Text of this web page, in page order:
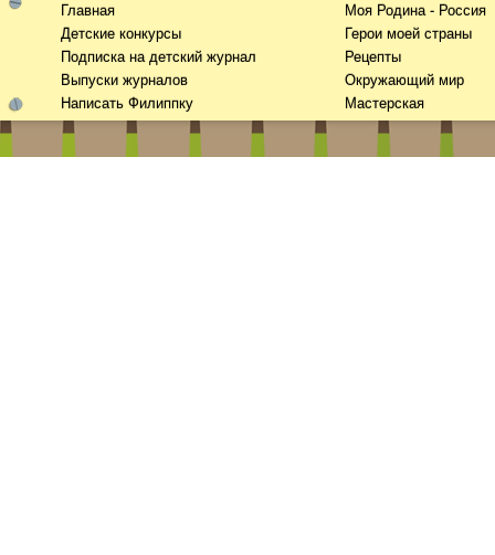
Главная
Детские конкурсы
Подписка на детский журнал
Выпуски журналов
Написать Филиппку
Моя Родина - Россия
Герои моей страны
Рецепты
Окружающий мир
Мастерская